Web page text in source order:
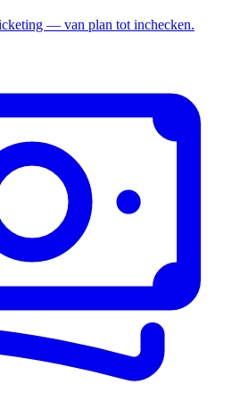
— van plan tot inchecken.